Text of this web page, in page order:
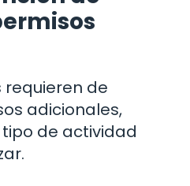
requieren de
adicionales,
de actividad